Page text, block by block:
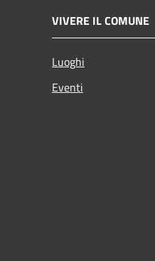
VIVERE IL COMUNE
Luoghi
Eventi